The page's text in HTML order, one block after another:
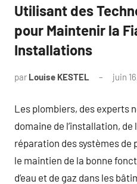
Utilisant des
pour Maintenir la
Installations
par Louise KESTEL juin
Les plombiers, des experts
domaine de l’installation,
réparation des systèmes de
le maintien de la bonne
d’eau et de gaz dans les